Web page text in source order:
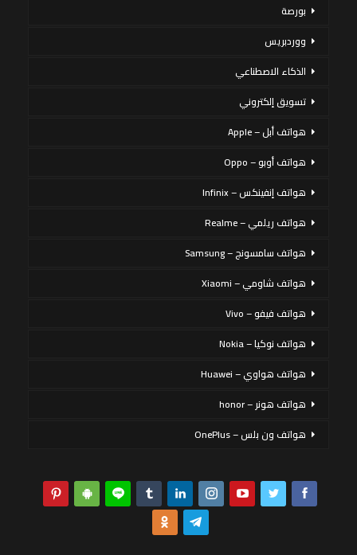
بورصة
ووردبريس
الذكاء الاصطناعي
تسويق إلكتروني
هواتف أبل – Apple
هواتف أوبو – Oppo
هواتف إنفينكس – Infinix
هواتف ريلمي – Realme
هواتف سامسونج – Samsung
هواتف شاومي – Xiaomi
هواتف فيفو – Vivo
هواتف نوكيا – Nokia
هواتف هواوي – Huawei
هواتف هونر – honor
هواتف ون بلس – OnePlus